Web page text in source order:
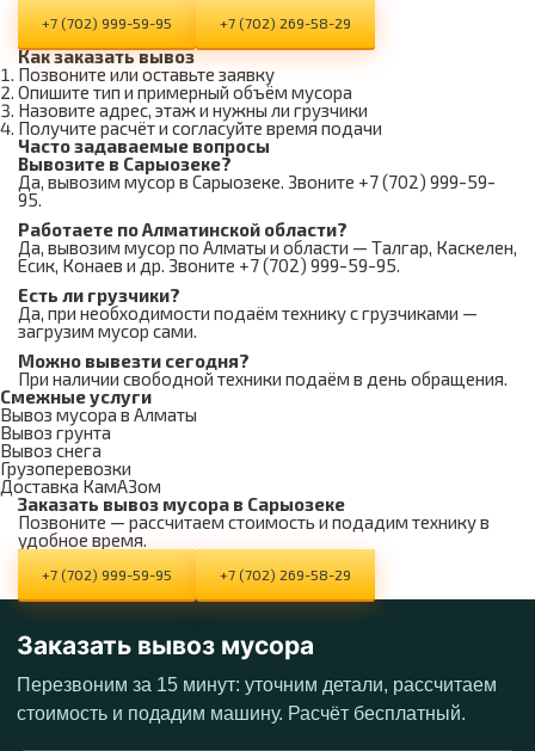
+7 (702) 999-59-95 +7 (702) 269-58-29
Как заказать вывоз
Позвоните или оставьте заявку
Опишите тип и примерный объём мусора
Назовите адрес, этаж и нужны ли грузчики
Получите расчёт и согласуйте время подачи
Часто задаваемые вопросы
Вывозите в Сарыозеке?
Да, вывозим мусор в Сарыозеке. Звоните +7 (702) 999-59-
95.
Работаете по Алматинской области?
Да, вывозим мусор по Алматы и области — Талгар, Каскелен,
Есик, Конаев и др. Звоните +7 (702) 999-59-95.
Есть ли грузчики?
Да, при необходимости подаём технику с грузчиками —
загрузим мусор сами.
Можно вывезти сегодня?
При наличии свободной техники подаём в день обращения.
Смежные услуги
Вывоз мусора в Алматы
Вывоз грунта
Вывоз снега
Грузоперевозки
Доставка КамАЗом
Заказать вывоз мусора в Сарыозеке
Позвоните — рассчитаем стоимость и подадим технику в
удобное время.
+7 (702) 999-59-95 +7 (702) 269-58-29
Заказать вывоз мусора
Перезвоним за 15 минут: уточним детали, рассчитаем
стоимость и подадим машину. Расчёт бесплатный.